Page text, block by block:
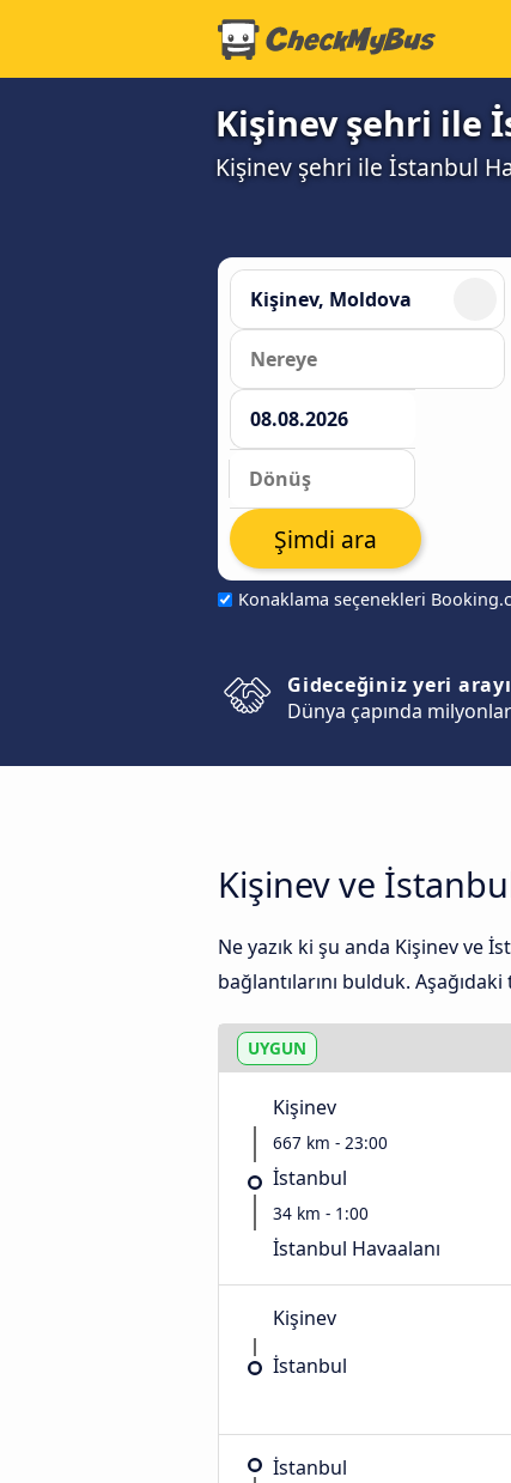
Kişinev şehri ile
Kişinev şehri ile İstanbul
Konaklama seçenekleri
Şimdi ara
Gideceğiniz yeri
Dünya çapında
Kişinev ve
Ne yazık ki şu anda Kişinev ve
bağlantılarını bulduk.
UYGUN
Kişinev
667 km - 23:00
İstanbul
34 km - 1:00
İstanbul Havaalanı
Kişinev
İstanbul
İstanbul